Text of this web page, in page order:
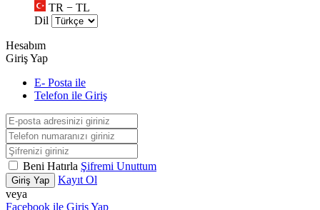
TR − TL
Dil
Hesabım
Giriş Yap
E- Posta ile
Telefon ile Giriş
Beni Hatırla Şifremi Unuttum
Giriş Yap
Kayıt Ol
veya
Facebook ile Giriş Yap